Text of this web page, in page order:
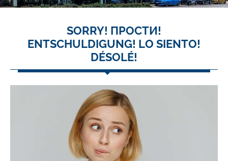
SORRY! ПРОСТИ!
ENTSCHULDIGUNG! LO SIENTO!
DÉSOLÉ!